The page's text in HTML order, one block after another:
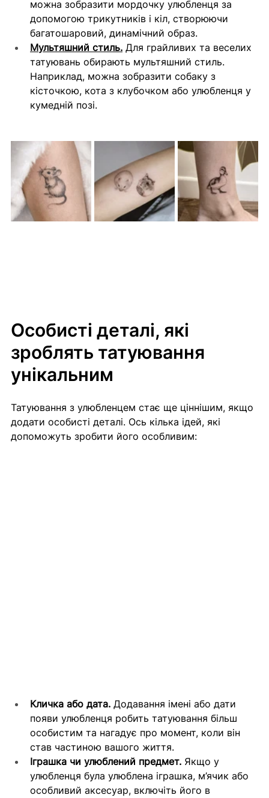
можна зобразити мордочку улюбленця за
допомогою трикутників і кіл, створюючи
багатошаровий, динамічний образ.
Мультяшний стиль. Для грайливих та веселих
татуювань обирають мультяшний стиль.
Наприклад, можна зобразити собаку з
кісточкою, кота з клубочком або улюбленця у
кумедній позі.
Особисті деталі, які
зроблять татуювання
унікальним
Татуювання з улюбленцем стає ще ціннішим, якщо
додати особисті деталі. Ось кілька ідей, які
допоможуть зробити його особливим:
Кличка або дата. Додавання імені або дати
появи улюбленця робить татуювання більш
особистим та нагадує про момент, коли він
став частиною вашого життя.
Іграшка чи улюблений предмет. Якщо у
улюбленця була улюблена іграшка, м’ячик або
особливий аксесуар, включіть його в